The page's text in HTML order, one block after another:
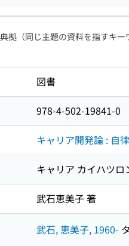
拠（同じ主題の資料を指すキー
図書
978-4-502-19841-0
キャリア開発論 : 自
キャリア カイハツロ
武石恵美子 著
武石, 恵美子, 1960-